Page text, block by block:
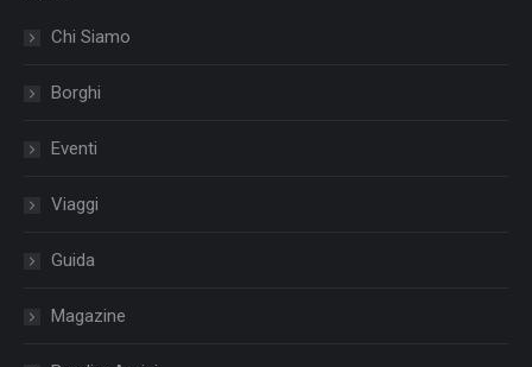
Chi Siamo
Borghi
Eventi
Viaggi
Guida
Magazine